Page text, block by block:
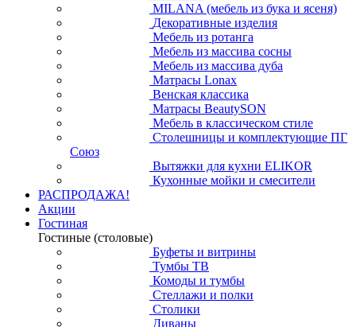
MILANA (мебель из бука и ясеня)
Декоративные изделия
Мебель из ротанга
Мебель из массива сосны
Мебель из массива дуба
Матрасы Lonax
Венская классика
Матрасы BeautySON
Мебель в классическом стиле
Столешницы и комплектующие ПГ
Союз
Вытяжки для кухни ELIKOR
Кухонные мойки и смесители
РАСПРОДАЖА!
Акции
Гостиная
Гостиные (столовые)
Буфеты и витрины
Тумбы ТВ
Комоды и тумбы
Стеллажи и полки
Столики
Диваны